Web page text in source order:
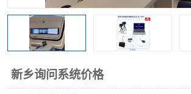
新乡询问系统价格